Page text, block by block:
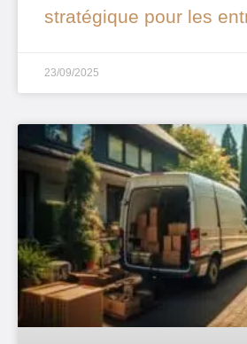
stratégique pour les
23/09/2025